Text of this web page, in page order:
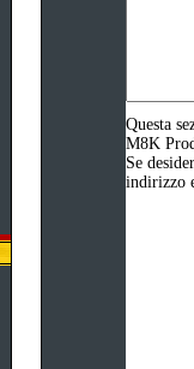
Questa
M8K
Se
indirizzo